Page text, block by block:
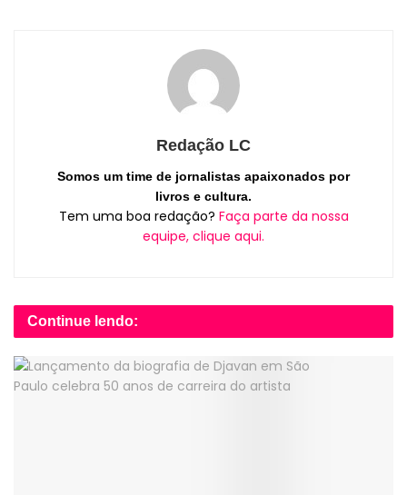
Redação LC
Somos um time de jornalistas apaixonados por
livros e cultura.
Tem uma boa redação? Faça parte da nossa
equipe, clique aqui.
Continue lendo: